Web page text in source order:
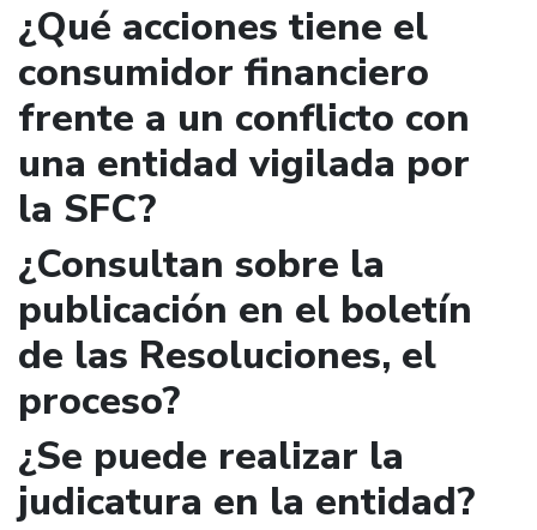
¿Qué acciones tiene el
consumidor financiero
frente a un conflicto con
una entidad vigilada por
la SFC?
¿Consultan sobre la
publicación en el boletín
de las Resoluciones, el
proceso?
¿Se puede realizar la
judicatura en la entidad?